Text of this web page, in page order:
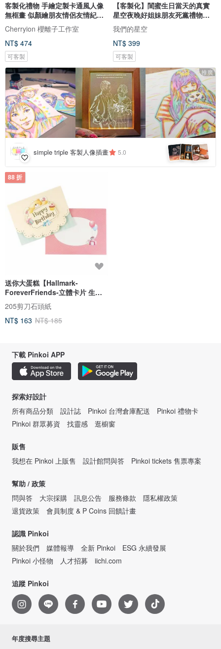
客製化禮物 手繪定製卡通風人像
無框畫 似顏繪朋友情侶友情紀念
日
Cherryion 櫻離子工作室
NT$ 474
可客製
【客製化】閨蜜生日當天的真實
星空夜晚好姐妹朋友死黨禮物電
子檔
我們的星空
NT$ 399
可客製
推廣
simple triple 客製人像插畫 5.0 +4
88 折
送你大蛋糕【Hallmark-
ForeverFriends-立體卡片 生日
祝福】
205剪刀石頭紙
NT$ 163 NT$ 185
下載 Pinkoi APP
探索好設計
所有商品分類
設計誌 Pinkoi 台灣倉庫配送
Pinkoi 禮物卡
Pinkoi 群眾募資
找靈感 逛櫥窗
販售
我想在 Pinkoi 上販售
設計館問與答 Pinkoi tickets 售票專案
幫助 / 政策
問與答
大宗採購 訊息公告 服務條款
隱私權政策
退貨政策
會員制度 & P Coins 回饋計畫
認識 Pinkoi
關於我們
媒體報導 全新 Pinkoi
ESG 永續發展
Pinkoi 小怪物
人才招募 iichi.com
追蹤 Pinkoi
年度搜尋主題